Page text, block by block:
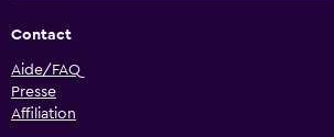
Contact
Aide/FAQ
Presse
Affiliation